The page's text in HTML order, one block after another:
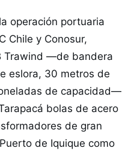
operación portuaria
Chile y Conosur,
Trawind —de bandera
eslora, 30 metros de
de capacidad—
bolas de acero
de gran
de Iquique como